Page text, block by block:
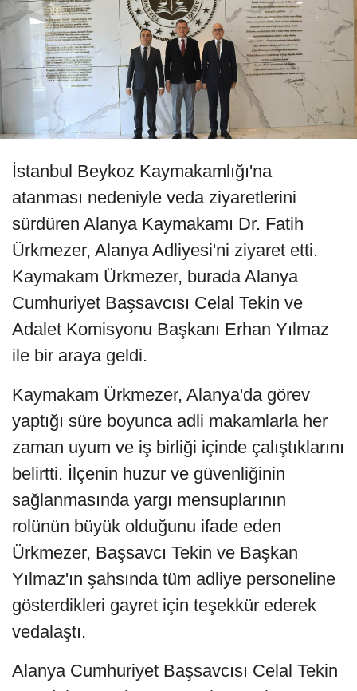
İstanbul Beykoz Kaymakamlığı'na
atanması nedeniyle veda ziyaretlerini
sürdüren Alanya Kaymakamı Dr. Fatih
Ürkmezer, Alanya Adliyesi'ni ziyaret etti.
Kaymakam Ürkmezer, burada Alanya
Cumhuriyet Başsavcısı Celal Tekin ve
Adalet Komisyonu Başkanı Erhan Yılmaz
ile bir araya geldi.
Kaymakam Ürkmezer, Alanya'da görev
yaptığı süre boyunca adli makamlarla her
zaman uyum ve iş birliği içinde çalıştıklarını
belirtti. İlçenin huzur ve güvenliğinin
sağlanmasında yargı mensuplarının
rolünün büyük olduğunu ifade eden
Ürkmezer, Başsavcı Tekin ve Başkan
Yılmaz'ın şahsında tüm adliye personeline
gösterdikleri gayret için teşekkür ederek
vedalaştı.
Alanya Cumhuriyet Başsavcısı Celal Tekin